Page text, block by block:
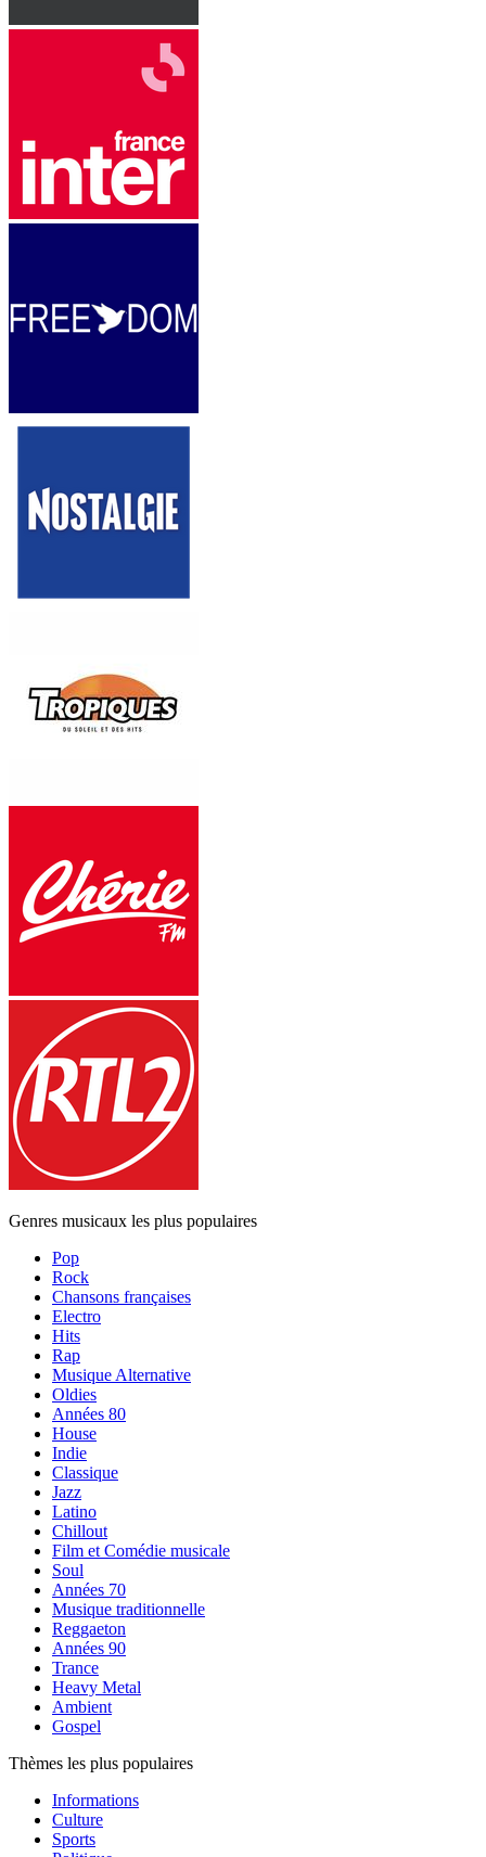
Genres musicaux les plus populaires
Pop
Rock
Chansons françaises
Electro
Hits
Rap
Musique Alternative
Oldies
Années 80
House
Indie
Classique
Jazz
Latino
Chillout
Film et Comédie musicale
Soul
Années 70
Musique traditionnelle
Reggaeton
Années 90
Trance
Heavy Metal
Ambient
Gospel
Thèmes les plus populaires
Informations
Culture
Sports